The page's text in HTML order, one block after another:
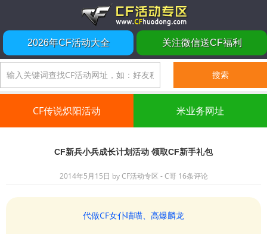
2026年CF活动大全 关注微信送CF福利
CF传说炽阳活动 米业务网址
CF新兵小兵成长计划活动 领取CF新手礼包
2014年5月15日 byCF活动专区 - C哥 16条评论
代做CF女仆喵喵、高爆麟龙